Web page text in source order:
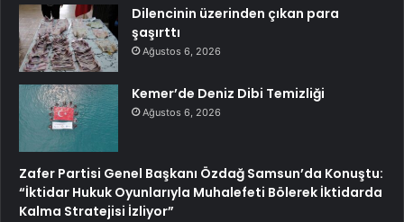
Dilencinin üzerinden çıkan para
şaşırttı
Ağustos 6, 2026
Kemer’de Deniz Dibi Temizliği
Ağustos 6, 2026
Zafer Partisi Genel Başkanı Özdağ Samsun’da Konuştu:
“İktidar Hukuk Oyunlarıyla Muhalefeti Bölerek İktidarda
Kalma Stratejisi İzliyor”